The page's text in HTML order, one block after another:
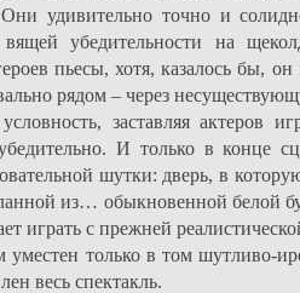
удивительно точно и
убедительности на
пьесы, хотя, казалось бы,
рядом – через
заставляя актеров
И только в конце
шутки: дверь, в
из… обыкновенной белой
играть с прежней
уместен только в том шутливо-
весь спектакль.